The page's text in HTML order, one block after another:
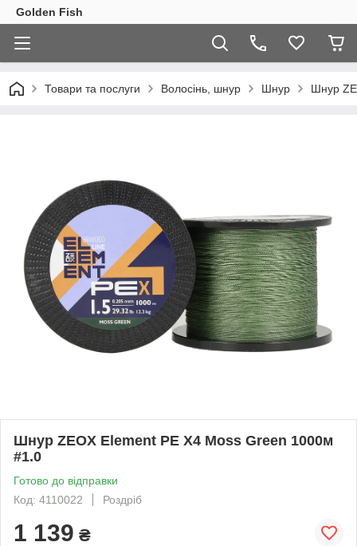
Golden Fish
Товари та послуги Волосінь, шнур Шнур Шнур
Шнур ZEOX Element PE X4 Moss Green 1000м
#1.0
Готово до відправки
Код: 4110022
Роздріб
1 139 ₴